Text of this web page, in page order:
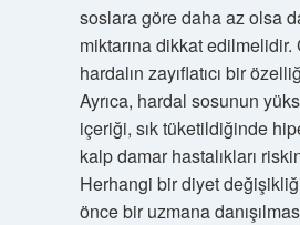
soslara göre daha az olsa
miktarına dikkat edilmelidir.
hardalın zayıflatıcı bir
Ayrıca, hardal sosunun
içeriği, sık tüketildiğinde
kalp damar hastalıkları
Herhangi bir diyet
önce bir uzmana